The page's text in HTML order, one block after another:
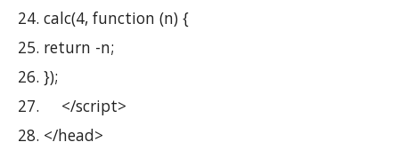
calc(4, function (n) {
return -n;
});
    </script>
</head>